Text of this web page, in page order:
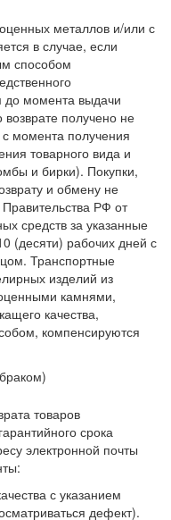
металлов и/или с
в случае, если
способом
до момента выдачи
получено не
момента получения
товарного вида и
и бирки). Покупки,
и обмену не
РФ от
средств за указанные
(десяти) рабочих дней с
Транспортные
изделий из
камнями,
качества,
компенсируются
товаров
срока
электронной почты
с указанием
дефект).